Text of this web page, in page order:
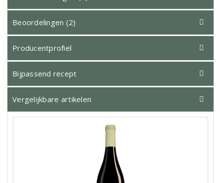
Beoordelingen (2)
Producentprofiel
Bijpassend recept
Vergelijkbare artikelen